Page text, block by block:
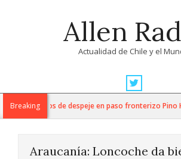
Allen
Actualidad de Chile y el
Navigation
MenuBreaking
trabajos de despeje en paso fronterizo Pino
Araucanía: Loncoche da